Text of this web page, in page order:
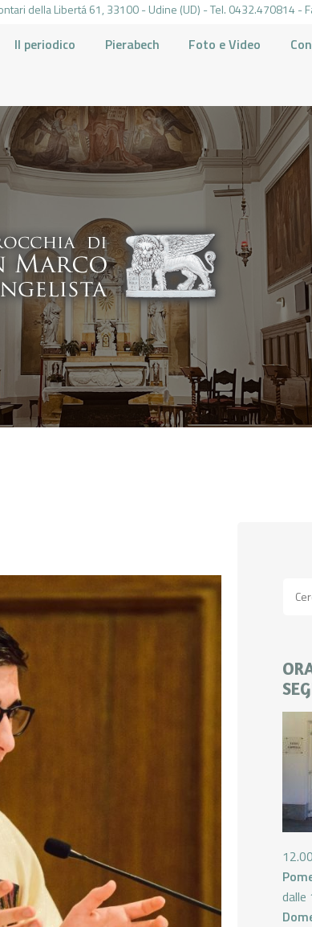
della Libertá 61, 33100 - Udine (UD) - Tel. 0432.470814 -
Il periodico Pierabech Foto e Video
VIDEO
per:
12.00
dalle